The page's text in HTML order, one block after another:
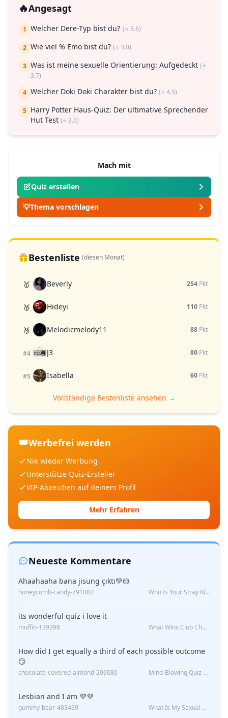
🔥Angesagt
1 Welcher Dere-Typ bist du? (⭐ 3.6)
2 Wie viel % Emo bist du? (⭐ 3.0)
3 Was ist meine sexuelle Orientierung: Aufgedeckt (⭐
3.7)
4 Welcher Doki Doki Charakter bist du? (⭐ 4.5)
5 Harry Potter Haus-Quiz: Der ultimative Sprechender
Hut Test (⭐ 3.6)
Mach mit
Quiz erstellen
💡Thema vorschlagen
Bestenliste (diesen Monat)
🥇 Beverly 254 Pkt
🥈 Hideyi 110 Pkt
🥉 Melodicmelody11 88 Pkt
#4 J3 80 Pkt
#5 Isabella 60 Pkt
Vollständige Bestenliste ansehen →
👑Werbefrei werden
Nie wieder Werbung
Unterstütze Quiz-Ersteller
VIP-Abzeichen auf deinem Profil
Mehr Erfahren
Neueste Kommentare
Ahaahaaha bana jisung çıktı💚🐹
honeycomb-candy-791082 Who Is Your Stray Kids Boyfriend?
its wonderful quiz i love it
muffin-139398 What Winx Club Character Are You?
How did I get equally a third of each possible outcome
😏
chocolate-covered-almond-206080 Mind-Blowing Quiz Reveals: Will I Be Alone Forever?
Lesbian and I am 💜💜
gummy-bear-483469 What Is My Sexual Orientation: Uncovered